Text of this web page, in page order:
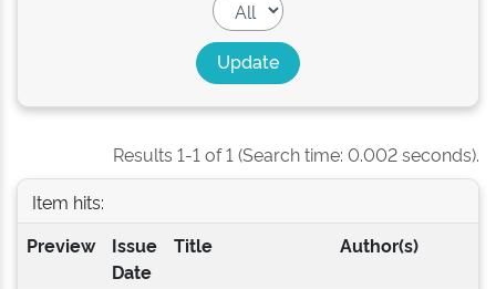
Results 1-1 of 1 (Search time: 0.002 seconds).
Item hits:
Preview
Issue
Date
Title Author(s)